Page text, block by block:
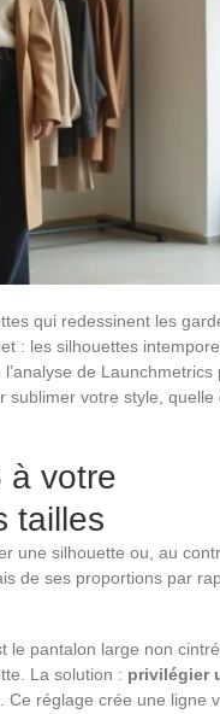
qui redessinent les
: les silhouettes
de Launchmetrics
sublimer votre style, quelle
à votre
tailles
une silhouette ou, au
de ses proportions par
le pantalon large non
La solution : privilégier
. Ce réglage crée une ligne